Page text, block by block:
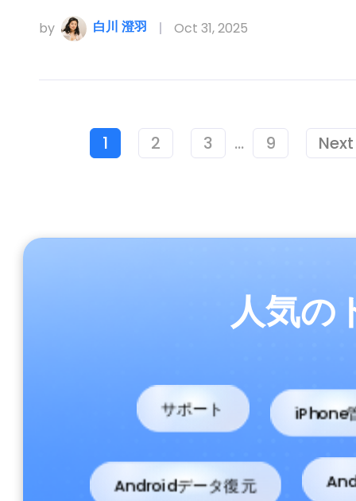
by 白川 澄羽 Oct 31, 2025
1 2 3 ... 9 Next
人気の
サポート iPhone
Androidデータ復元